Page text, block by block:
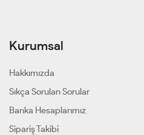
Kurumsal
Hakkımızda
Sıkça Sorulan Sorular
Banka Hesaplarımız
Sipariş Takibi